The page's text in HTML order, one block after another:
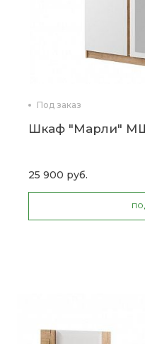
Под заказ
Шкаф "Марли"
25 900 руб.